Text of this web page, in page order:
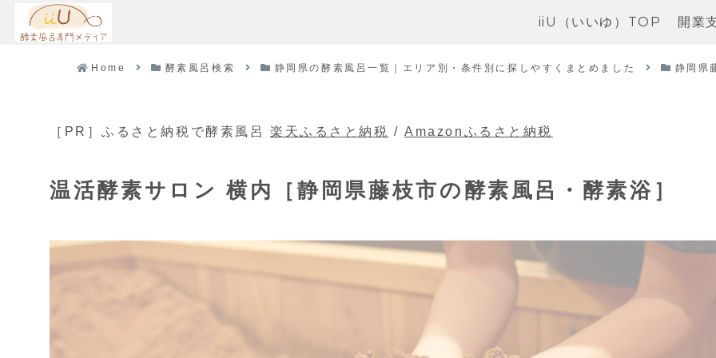
iiU（いいゆ）TOP 開業
Home 酵素風呂検索 静岡県の酵素風呂一覧｜エリア別・条件別に探しやすくまとめました 静岡県
［PR］ふるさと納税で酵素風呂 楽天ふるさと納税 /Amazonふるさと納税
温活酵素サロン 横内［静岡県藤枝市の酵素風呂・酵素浴］